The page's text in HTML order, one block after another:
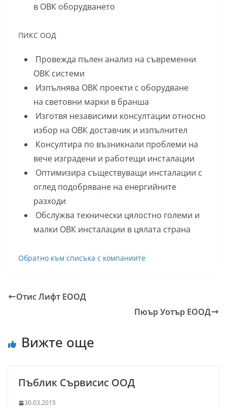
в ОВК оборудването
ПИКС ООД
Провежда пълен анализ на съвременни
ОВК системи
Изпълнява ОВК проекти с оборудване
на световни марки в бранша
Изготвя независими консултации относно
избор на ОВК доставчик и изпълнител
Консултира по възникнали проблеми на
вече изградени и работещи инсталации
Оптимизира съществуващи инсталации с
оглед подобряване на енергийните
разходи
Обслужва технически цялостно големи и
малки ОВК инсталации в цялата страна
Обратно към списъка с компаниите
Отис Лифт ЕООД
Пюър Уотър ЕООД
Вижте още
Пъблик Сървисис ООД
30.03.2015